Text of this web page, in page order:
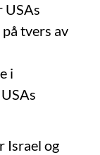
USAs
tvers av
i
USAs
Israel og